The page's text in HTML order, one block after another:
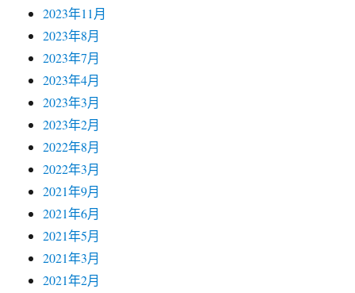
2023年11月
2023年8月
2023年7月
2023年4月
2023年3月
2023年2月
2022年8月
2022年3月
2021年9月
2021年6月
2021年5月
2021年3月
2021年2月